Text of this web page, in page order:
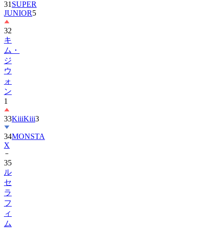
32
キ
ム・
ジ
ウ
ォ
ン
1
33
34MONSTA
X
35
ル
セ
ラ
フ
ィ
ム
36